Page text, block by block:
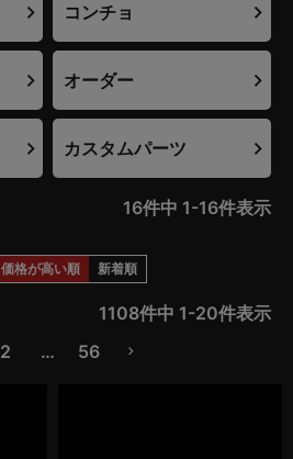
コンチョ
オーダー
カスタムパーツ
16件中 1-16件表示
価格が高い順 新着順
1108件中 1-20件表示
2 … 56